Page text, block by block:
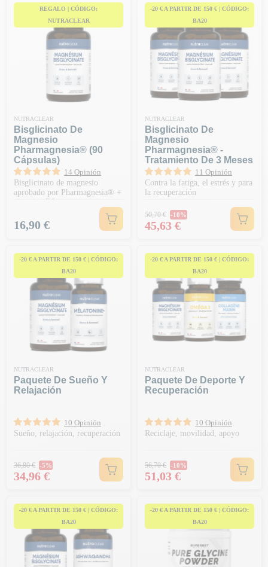
REGALO | CÓDIGO:
NUTRACLEAR
NUTRACLEAR
Bisglicinato De
Magnesio
Pharmagnesia® (90
Cápsulas)
14 Opinión
Bisglicinato de magnesio
aprobado por Pharmagnesia® +
vitamina B6
Precio
16,90 €
-20 € A PARTIR DE 150 € | CÓDIGO:
BA20
NUTRACLEAR
Bisglicinato De
Magnesio
Pharmagnesia® -
Tratamiento De 3 Meses
11 Opinión
Contra la fatiga, el estrés y para
la recuperación
Precio habitual
50,70 € -10%
Precio
45,63 €
-20 € A PARTIR DE 150 € | CÓDIGO:
BA20
NUTRACLEAR
Paquete De Sueño Y
Relajación
10 Opinión
Sueño, relajación, recuperación
Precio habitual
36,80 € -5%
Precio
34,96 €
-20 € A PARTIR DE 150 € | CÓDIGO:
BA20
NUTRACLEAR
Paquete De Deporte Y
Recuperación
10 Opinión
Reciclaje, movilidad, apoyo
Precio habitual
56,70 € -10%
Precio
51,03 €
-20 € A PARTIR DE 150 € | CÓDIGO:
BA20
-20 € A PARTIR DE 150 € | CÓDIGO:
BA20